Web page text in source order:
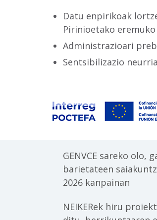
Datu enpirikoak
Pirinioetako
Administrazioari
Sentsibilizazio
GENVCE sareko olo,
barietateen
2026 kanpainan
NEIKERek hiru